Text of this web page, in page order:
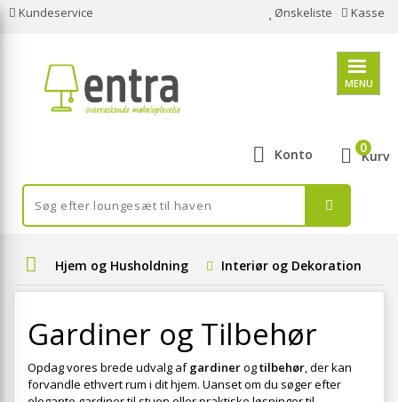
Kundeservice Ønskeliste Kasse
MENU
Konto Kurv
0
Hjem og Husholdning Interiør og Dekoration
Gardiner og Tilbehør
Opdag vores brede udvalg afgardinerogtilbehør, der kan
forvandle ethvert rum i dit hjem. Uanset om du søger efter